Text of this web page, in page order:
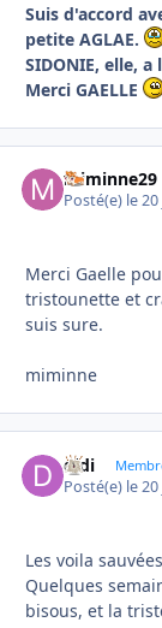
Suis d'accord
petite AGLAE.
SIDONIE, elle,
Merci GAELLE
miminne29
Posté(e) le
Merci Gaelle
tristounette et
suis sure.
miminne
didi
Posté(e) le
Les voila
Quelques
bisous, et la